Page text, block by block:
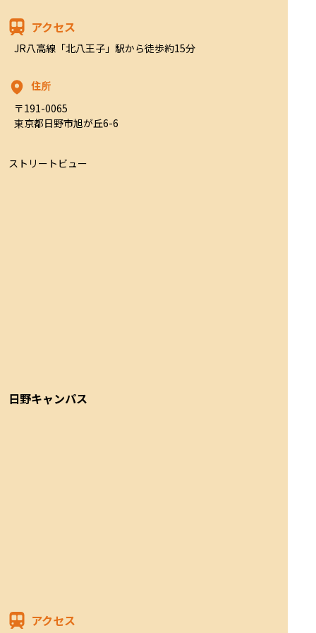
アクセス
JR八高線「北八王子」駅から徒歩約15分
住所
〒191-0065
東京都日野市旭が丘6-6
ストリートビュー
日野キャンパス
アクセス